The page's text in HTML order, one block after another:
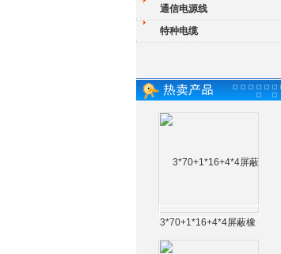
通信电源线
特种电缆
3*70+1*16+4*4屏蔽橡